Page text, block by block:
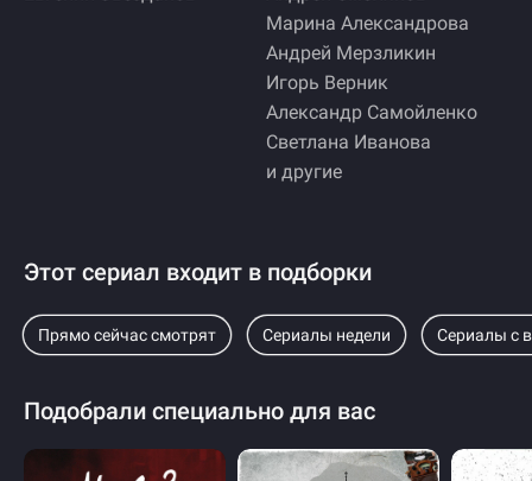
Марина Александрова
Андрей Мерзликин
Игорь Верник
Александр Самойленко
Светлана Иванова
и другие
Этот сериал входит в подборки
Прямо сейчас смотрят Сериалы недели Сериалы с
Подобрали специально для вас